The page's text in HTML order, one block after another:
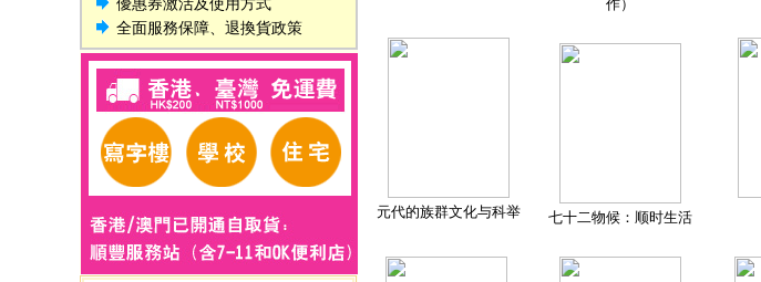
全面服務保障、退換貨政策
作）
元代的族群文化与科举 七十二物候：顺时生活